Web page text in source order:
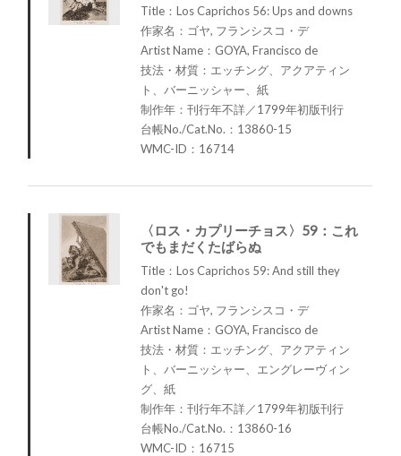
Title：Los Caprichos 56: Ups and downs
作家名：ゴヤ, フランシスコ・デ
Artist Name：GOYA, Francisco de
技法・材質：エッチング、アクアティン
ト、バーニッシャー、紙
制作年：刊行年不詳／1799年初版刊行
台帳No./Cat.No.：13860-15
WMC-ID：16714
〈ロス・カプリーチョス〉59：これ
でもまだくたばらぬ
Title：Los Caprichos 59: And still they
don't go!
作家名：ゴヤ, フランシスコ・デ
Artist Name：GOYA, Francisco de
技法・材質：エッチング、アクアティン
ト、バーニッシャー、エングレーヴィン
グ、紙
制作年：刊行年不詳／1799年初版刊行
台帳No./Cat.No.：13860-16
WMC-ID：16715